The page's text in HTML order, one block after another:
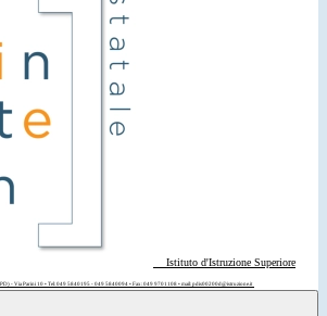
Istituto d'Istruzione Superiore
(PD) - Via Parini 10 • Tel: 049 5840195 - 049 5840094 • Fax: 049 9701108 • mail: pdis00200d@istruzione.it